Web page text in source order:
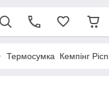
Термосумка Кемпінг